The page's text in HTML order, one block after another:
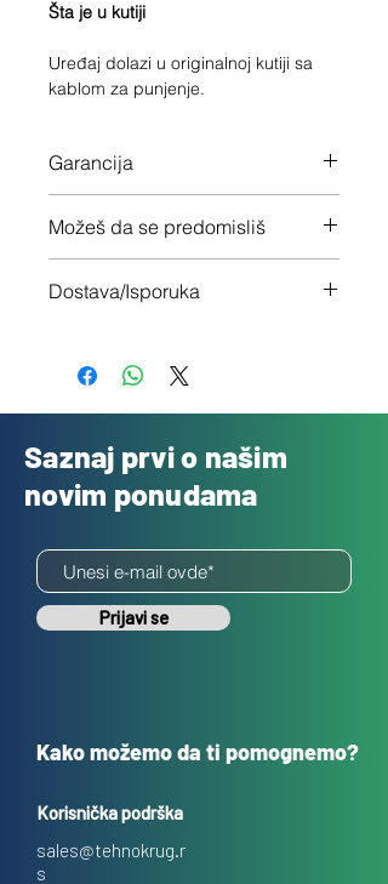
Šta je u kutiji
Uređaj dolazi u originalnoj kutiji sa
kablom za punjenje.
Garancija
Možeš da se predomisliš
nisi zadovoljan
Dostava/Isporuka
Saznaj prvi o našim
novim ponudama
Prijavi se
Kako možemo da ti pomognemo?
Korisnička podrška
sales@tehnokrug.r
s